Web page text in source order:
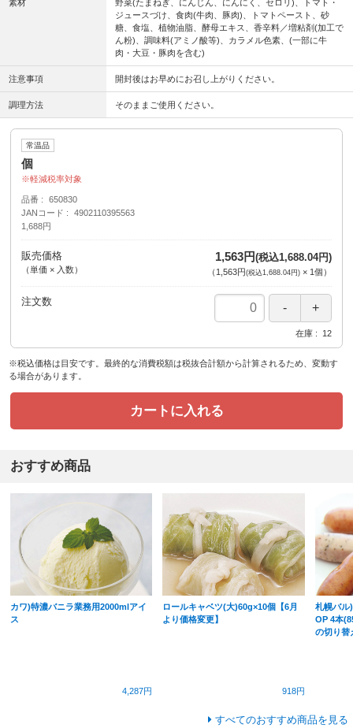
素材
野菜(たまねぎ、にんじん、にんにく、セロリ)、トマト・
ジュースづけ、食肉(牛肉、豚肉)、トマトペースト、砂
糖、食塩、植物油脂、酵母エキス、香辛料／増粘剤(加工で
ん粉)、調味料(アミノ酸等)、カラメル色素、(一部に牛
肉・大豆・豚肉を含む)
注意事項 開封後はお早めにお召し上がりください。
調理方法 そのままご使用ください。
常温品
個
軽減税率対象
品番
650830
JANコード
4902110395563
1,688円
販売価格
（単価 × 入数）
1,563円(税込1,688.04円)
（ 1,563円(税込1,688.04円)× 1個 ）
注文数
在庫 12
※税込価格は目安です。最終的な消費税額は税抜合計額から計算されるため、変動す
る場合があります。
カートに入れる
おすすめ商品
カワ)特濃バニラ業務用2000mlアイ
ス
4,287円
ロールキャベツ(大)60g×10個【6月
より価格変更】
918円
札幌バル
OP 4本
の切り替
すべてのおすすめ商品を見る